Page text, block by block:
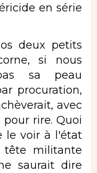
en série
deux petits
si nous
sa peau
procuration,
avec
rire. Quoi
le voir à l'état
tête militante
saurait dire